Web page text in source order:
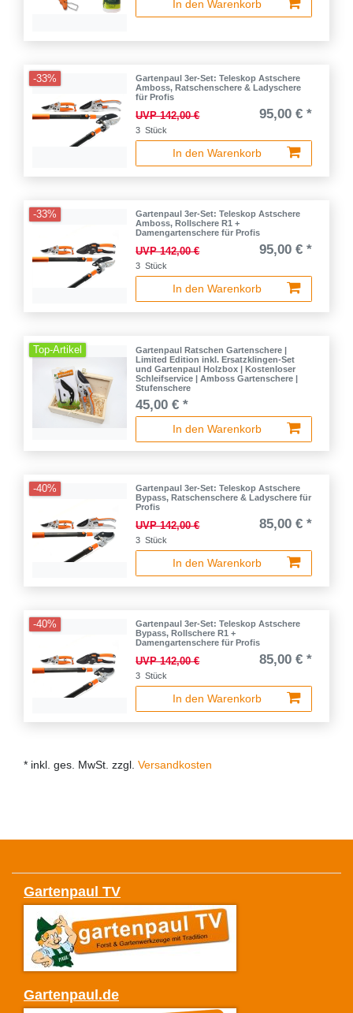
In den Warenkorb
-33%
Gartenpaul 3er-Set: Teleskop Astschere
Amboss, Ratschenschere & Ladyschere
für Profis
UVP 142,00 € 95,00 € *
3 Stück
In den Warenkorb
-33%
Gartenpaul 3er-Set: Teleskop Astschere
Amboss, Rollschere R1 +
Damengartenschere für Profis
UVP 142,00 € 95,00 € *
3 Stück
In den Warenkorb
Top-Artikel
Gartenpaul Ratschen Gartenschere |
Limited Edition inkl. Ersatzklingen-Set
und Gartenpaul Holzbox | Kostenloser
Schleifservice | Amboss Gartenschere |
Stufenschere
45,00 € *
In den Warenkorb
-40%
Gartenpaul 3er-Set: Teleskop Astschere
Bypass, Ratschenschere & Ladyschere für
Profis
UVP 142,00 € 85,00 € *
3 Stück
In den Warenkorb
-40%
Gartenpaul 3er-Set: Teleskop Astschere
Bypass, Rollschere R1 +
Damengartenschere für Profis
UVP 142,00 € 85,00 € *
3 Stück
In den Warenkorb
* inkl. ges. MwSt. zzgl. Versandkosten
Gartenpaul TV
Gartenpaul.de